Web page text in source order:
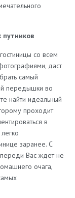
путников
со всем
даст
самый
передышки во
найти идеальный
проходит
в
заранее. С
Вас ждет не
очага,